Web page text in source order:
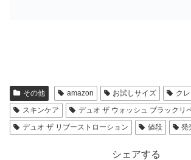
その他 amazon お試しサイズ
ク
スキンケア
デュオ ザ ウォッシュ ブラックリ
デュオ ザ リブーストローション
値段 発
シェアする